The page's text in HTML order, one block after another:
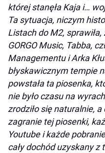
której stanęła Kaja i…
Ta sytuacja, niczym
Listach do M2,
GORGO Music, Tabba,
Managementu i Arka
błyskawicznym tempie
powstała ta piosenka,
nie było czasu na
zrodziło się naturalnie,
zagranie tej piosenki,
Youtube i każde
cały dochód uzyskany z